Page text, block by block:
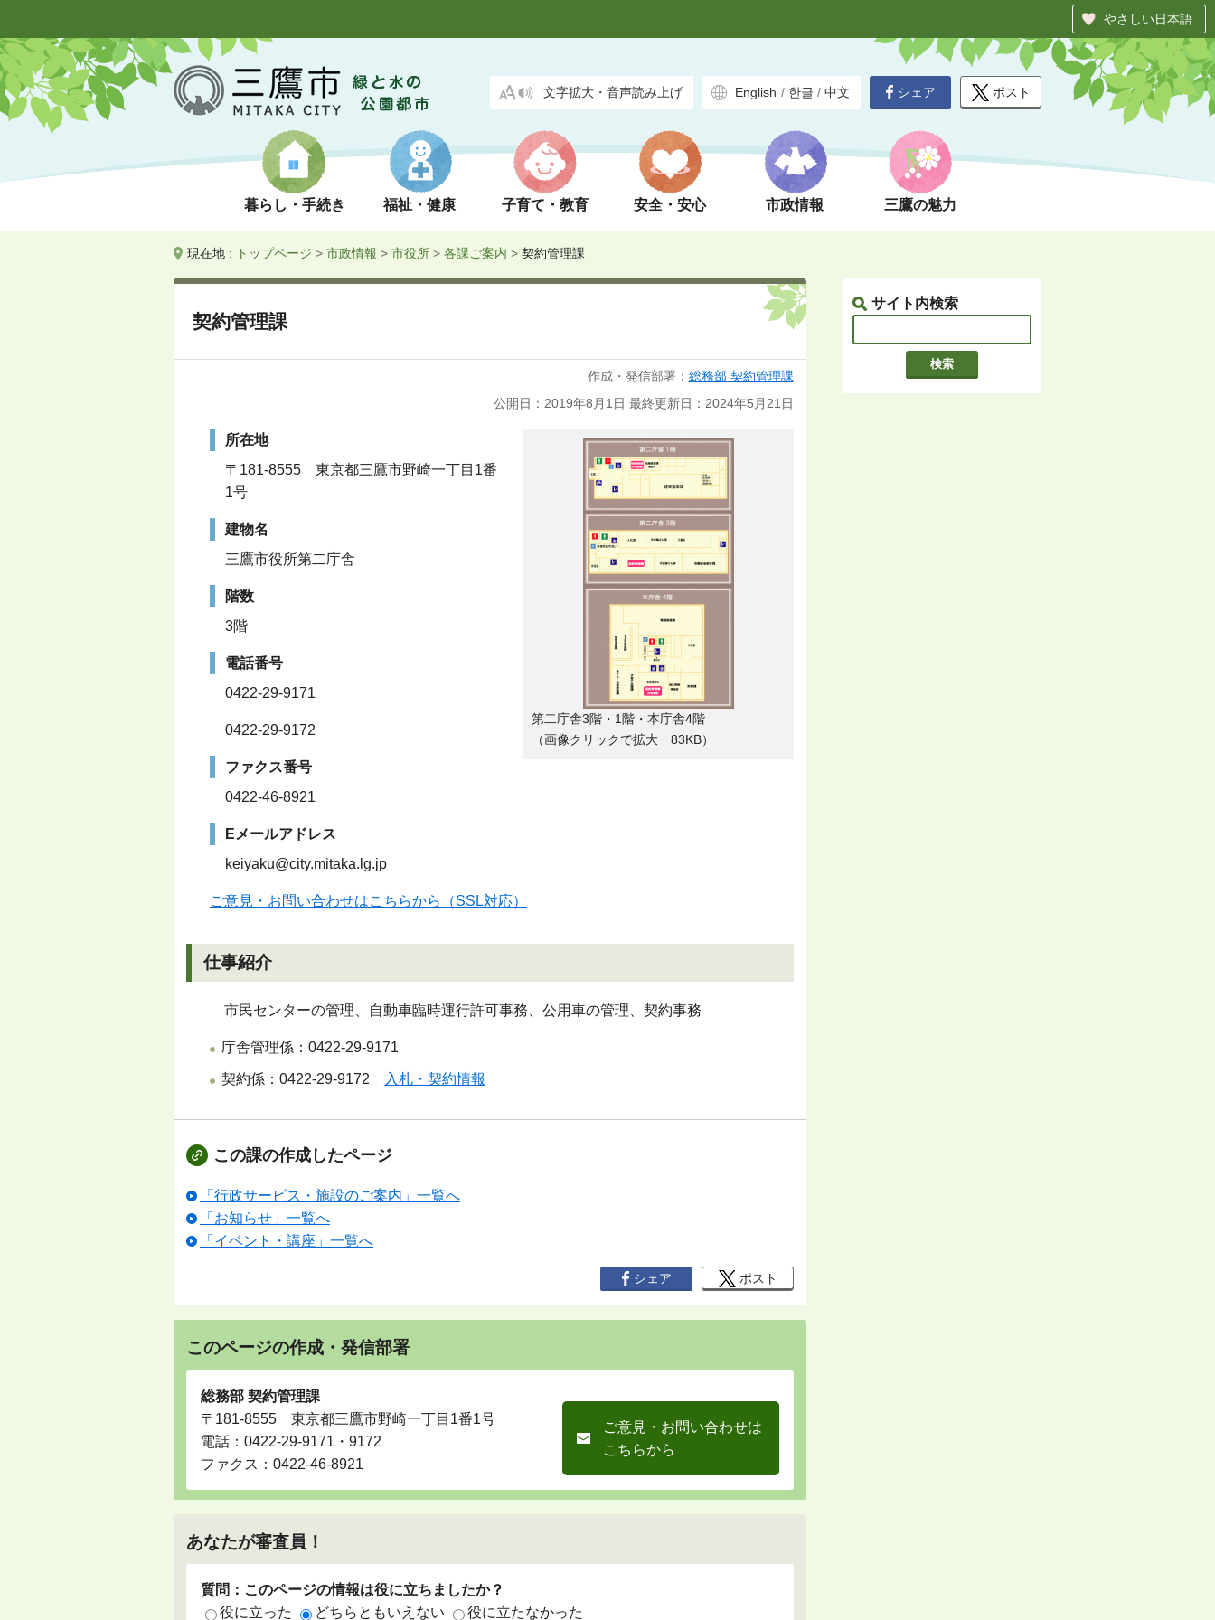
やさしい日本語
文字拡大・音声読み上げ English / 한글 / 中文
暮らし・手続き 福祉・健康 子育て・教育 安全・安心 市政情報 三鷹の魅力
シェア ポスト
現在地 : トップページ > 市政情報 > 市役所 > 各課ご案内 > 契約管理課
サイト内検索
契約管理課
作成・発信部署： 総務部 契約管理課
公開日：2019年8月1日 最終更新日：2024年5月21日
第二庁舎3階・1階・本庁舎4階
（画像クリックで拡大 83KB）
所在地
〒181-8555 東京都三鷹市野崎一丁目1番
1号
建物名
三鷹市役所第二庁舎
階数
3階
電話番号
0422-29-9171
0422-29-9172
ファクス番号
0422-46-8921
Eメールアドレス
keiyaku@city.mitaka.lg.jp
ご意見・お問い合わせはこちらから（SSL対応）
仕事紹介
市民センターの管理、自動車臨時運行許可事務、公用車の管理、契約事務
庁舎管理係：0422-29-9171
契約係：0422-29-9172 入札・契約情報
この課の作成したページ
「行政サービス・施設のご案内」一覧へ
「お知らせ」一覧へ
「イベント・講座」一覧へ
シェア ポスト
このページの作成・発信部署
総務部 契約管理課
〒181-8555 東京都三鷹市野崎一丁目1番1号
電話： 0422-29-9171・9172
ファクス：0422-46-8921
ご意見・お問い合わせは
こちらから
あなたが審査員！
質問：このページの情報は役に立ちましたか？
役に立った
どちらともいえない 役に立たなかった